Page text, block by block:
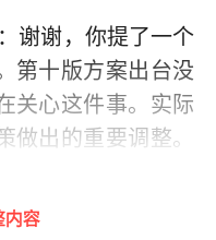
谢谢，你提了一个
第十版方案出台没
关心这件事。实际
做出的重要调整。
于两个原因，一是
过程中能够及时发
内容